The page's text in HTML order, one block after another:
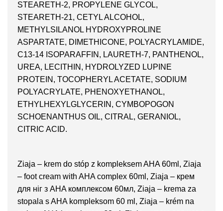
STEARETH-2, PROPYLENE GLYCOL,
STEARETH-21, CETYL ALCOHOL,
METHYLSILANOL HYDROXYPROLINE
ASPARTATE, DIMETHICONE, POLYACRYLAMIDE,
C13-14 ISOPARAFFIN, LAURETH-7, PANTHENOL,
UREA, LECITHIN, HYDROLYZED LUPINE
PROTEIN, TOCOPHERYL ACETATE, SODIUM
POLYACRYLATE, PHENOXYETHANOL,
ETHYLHEXYLGLYCERIN, CYMBOPOGON
SCHOENANTHUS OIL, CITRAL, GERANIOL,
CITRIC ACID.
Ziaja – krem ​​do stóp z kompleksem AHA 60ml, Ziaja
– foot cream with AHA complex 60ml, Ziaja – крем
для ніг з AHA комплексом 60мл, Ziaja – krema za
stopala s AHA kompleksom 60 ml, Ziaja – krém na